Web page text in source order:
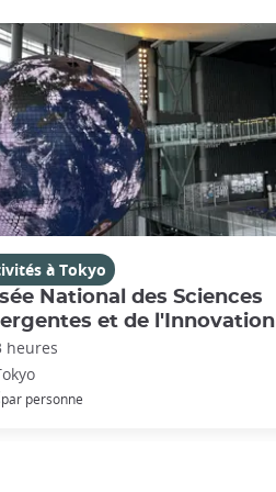
à Tokyo
National des Sciences
et de l'Innovation
heures
par personne